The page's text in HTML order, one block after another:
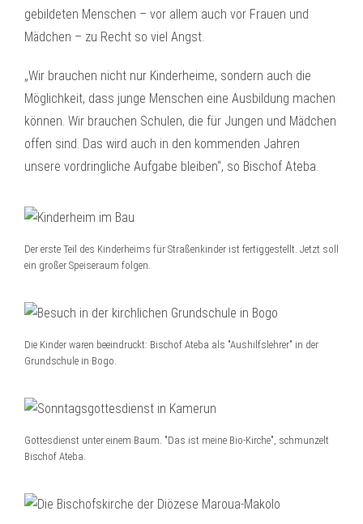
gebildeten Menschen – vor allem auch vor Frauen und
Mädchen – zu Recht so viel Angst.
„Wir brauchen nicht nur Kinderheime, sondern auch die
Möglichkeit, dass junge Menschen eine Ausbildung machen
können. Wir brauchen Schulen, die für Jungen und Mädchen
offen sind. Das wird auch in den kommenden Jahren
unsere vordringliche Aufgabe bleiben“, so Bischof Ateba.
Der erste Teil des Kinderheims für Straßenkinder ist fertiggestellt. Jetzt soll
ein großer Speiseraum folgen.
Die Kinder waren beeindruckt: Bischof Ateba als "Aushilfslehrer" in der
Grundschule in Bogo.
Gottesdienst unter einem Baum. "Das ist meine Bio-Kirche", schmunzelt
Bischof Ateba.